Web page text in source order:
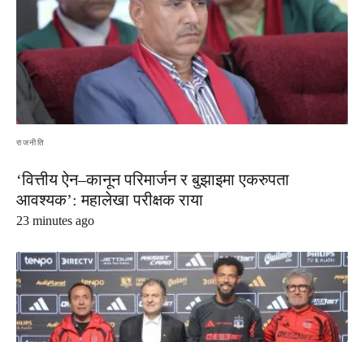
राजनीति
‘वित्तीय ऐन–कानून परिमार्जन र बुझाइमा एकरुपता
आवश्यक’: महालेखा परीक्षक राया
23 minutes ago